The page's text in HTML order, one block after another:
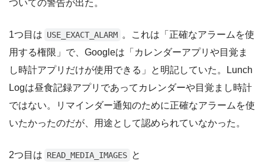
ついての警告が出た。
1つ目は USE_EXACT_ALARM 。これは「正確なアラームを使
用する権限」で、Googleは「カレンダーアプリや目覚ま
し時計アプリだけが使用できる」と明記していた。Lunch
Logは昼食記録アプリであってカレンダーや目覚まし時計
ではない。リマインダー通知のために正確なアラームを使
いたかったのだが、用途として認められていなかった。
2つ目は READ_MEDIA_IMAGES と